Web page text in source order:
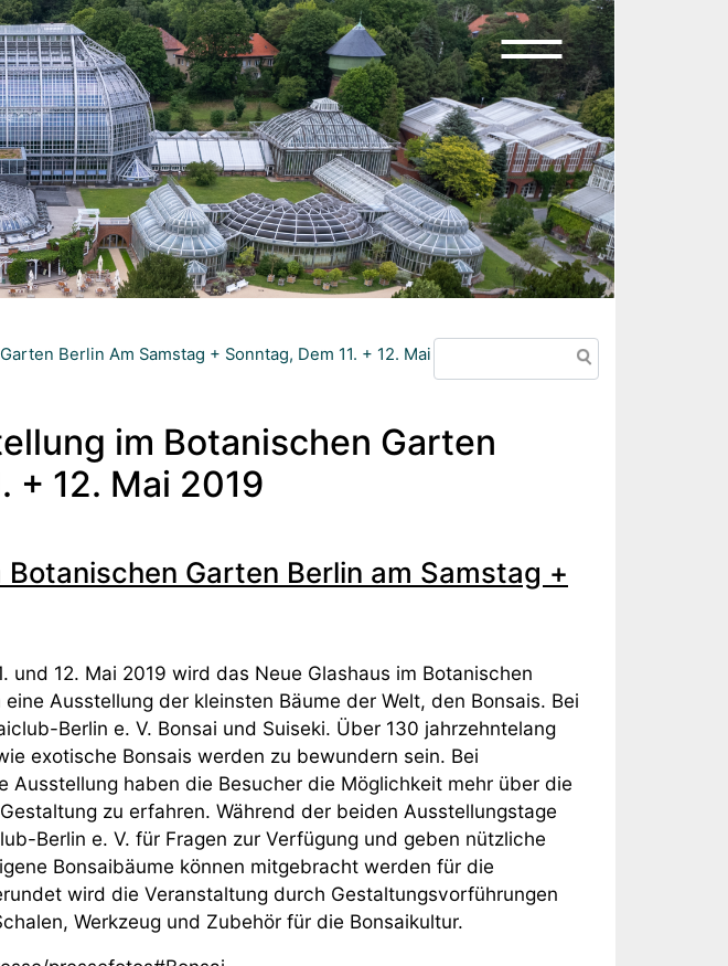
Berlin Am Samstag + Sonntag, Dem 11. + 12. Mai 2019
im Botanischen Garten
+ 12. Mai 2019
Garten Berlin am Samstag +
und 12. Mai 2019 wird das Neue Glashaus im Botanischen
Ausstellung der kleinsten Bäume der Welt, den Bonsais. Bei
Berlin e. V. Bonsai und Suiseki. Über 130 jahrzehntelang
exotische Bonsais werden zu bewundern sein. Bei
Ausstellung haben die Besucher die Möglichkeit mehr über die
zu erfahren. Während der beiden Ausstellungstage
Berlin e. V. für Fragen zur Verfügung und geben nützliche
Bonsaibäume können mitgebracht werden für die
wird die Veranstaltung durch Gestaltungsvorführungen
Werkzeug und Zubehör für die Bonsaikultur.